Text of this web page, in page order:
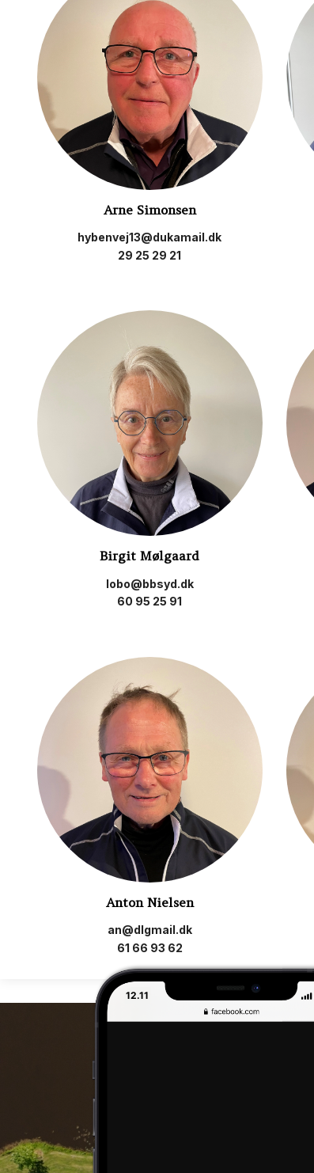
Arne Simonsen
hybenvej13@dukamail.dk
29 25 29 21
Birgit Mølgaard
lobo@bbsyd.dk
60 95 25 91
Anton Nielsen
an@dlgmail.dk
61 66 93 62
12.11